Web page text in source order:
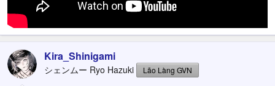
Kira_Shinigami
シェンムー Ryo Hazuki Lão Làng GVN